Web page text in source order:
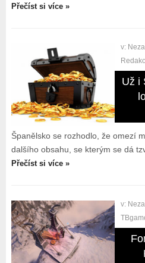
Přečíst si více »
v:
Už i
Španělsko se rozhodlo, že omezí
dalšího obsahu, se kterým se dá
Přečíst si více »
v: